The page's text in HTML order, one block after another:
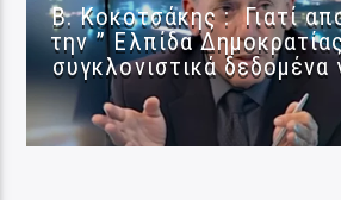
Β. Κοκοτσάκης : Γιατί
την ” Ελπίδα
συγκλονιστικά δεδομένα